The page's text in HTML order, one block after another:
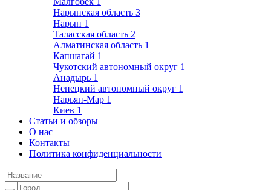
Нарынская область 3
Нарын 1
Таласская область 2
Алматинская область 1
Капшагай 1
Чукотский автономный округ 1
Анадырь 1
Ненецкий автономный округ 1
Нарьян-Мар 1
Киев 1
Статьи и обзоры
О нас
Контакты
Политика конфиденциальности